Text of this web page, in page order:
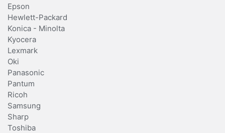
Epson
Hewlett-Packard
Konica - Minolta
Kyocera
Lexmark
Oki
Panasonic
Pantum
Ricoh
Samsung
Sharp
Toshiba